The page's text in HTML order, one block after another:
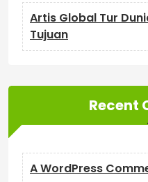
Artis Global Tur
Tujuan
Recent
A WordPress